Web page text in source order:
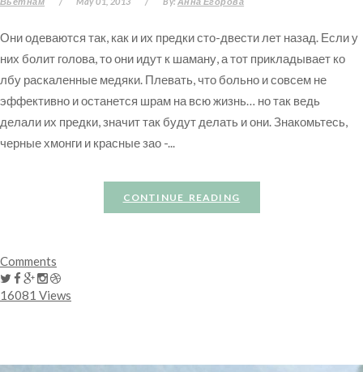
Они одеваются так, как и их предки сто-двести лет назад. Если у
них болит голова, то они идут к шаману, а тот прикладывает ко
лбу раскаленные медяки. Плевать, что больно и совсем не
эффективно и останется шрам на всю жизнь… но так ведь
делали их предки, значит так будут делать и они. Знакомьтесь,
черные хмонги и красные зао -...
CONTINUE READING
Comments
16081 Views